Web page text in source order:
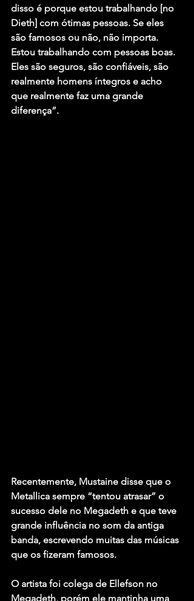
disso é porque estou trabalhando [no
Dieth] com ótimas pessoas. Se eles
são famosos ou não, não importa.
Estou trabalhando com pessoas boas.
Eles são seguros, são confiáveis, são
realmente homens íntegros e acho
que realmente faz uma grande
diferença”.
Recentemente, Mustaine disse que o
Metallica sempre “tentou atrasar” o
sucesso dele no Megadeth e que teve
grande influência no som da antiga
banda, escrevendo muitas das músicas
que os fizeram famosos.
O artista foi colega de Ellefson no
Megadeth, porém ele mantinha uma